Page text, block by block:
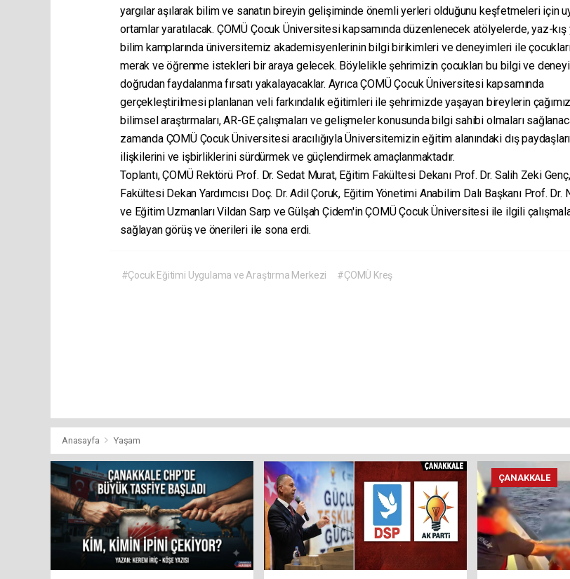
yargılar aşılarak bilim ve sanatın bireyin gelişiminde önemli yerleri olduğunu keşfetmeleri için
ortamlar yaratılacak. ÇOMÜ Çocuk Üniversitesi kapsamında düzenlenecek atölyelerde, yaz-kış
bilim kamplarında üniversitemiz akademisyenlerinin bilgi birikimleri ve deneyimleri ile
merak ve öğrenme istekleri bir araya gelecek. Böylelikle şehrimizin çocukları bu bilgi ve
doğrudan faydalanma fırsatı yakalayacaklar. Ayrıca ÇOMÜ Çocuk Üniversitesi kapsamında
gerçekleştirilmesi planlanan veli farkındalık eğitimleri ile şehrimizde yaşayan bireylerin
bilimsel araştırmaları, AR-GE çalışmaları ve gelişmeler konusunda bilgi sahibi olmaları
zamanda ÇOMÜ Çocuk Üniversitesi aracılığıyla Üniversitemizin eğitim alanındaki dış
ilişkilerini ve işbirliklerini sürdürmek ve güçlendirmek amaçlanmaktadır.
Toplantı, ÇOMÜ Rektörü Prof. Dr. Sedat Murat, Eğitim Fakültesi Dekanı Prof. Dr. Salih Zeki
Fakültesi Dekan Yardımcısı Doç. Dr. Adil Çoruk, Eğitim Yönetimi Anabilim Dalı Başkanı Prof. Dr.
ve Eğitim Uzmanları Vildan Sarp ve Gülşah Çidem'in ÇOMÜ Çocuk Üniversitesi ile ilgili
sağlayan görüş ve önerileri ile sona erdi.
#Çocuk Eğitimi Uygulama ve Araştırma Merkezi #ÇOMÜ Kreş
Anasayfa Yaşam
ÇANAKKALE